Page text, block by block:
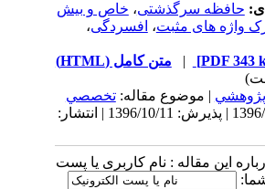
حافظه سرگذشتی،خاص و بیش
واژه های مثبت،افسردگی،
| متن کامل (HTML)
| موضوع مقاله:تخصصي
دریافت: 1396/9/13 | پذیرش: 1396/10/11 | انتشار:
این مقاله : نام کاربری یا پست